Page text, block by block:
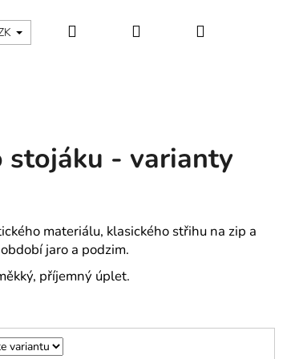
Kontakty - máte nějaký dotaz?
Hledat PřihlášeníNákupní
stojáku - varianty
materiálu, klasického střihu na zip a
jaro a podzim.
příjemný úplet.
-